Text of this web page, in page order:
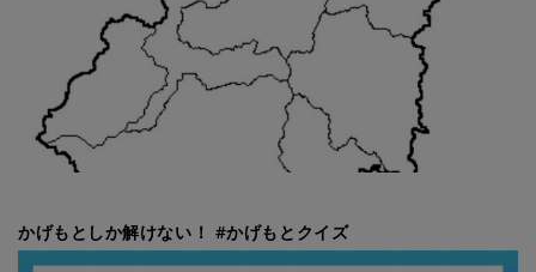
かげもとしか解けない！ #かげもとクイズ